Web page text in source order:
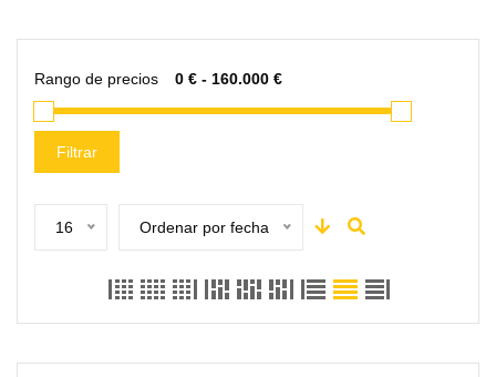
Rango de precios
Filtrar
16 Ordenar por fecha